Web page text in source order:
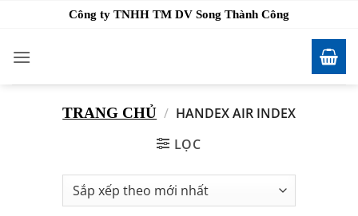
nội
dung
Công ty TNHH TM DV Song Thành Công
TRANG CHỦ / HANDEX AIR INDEX
LỌC